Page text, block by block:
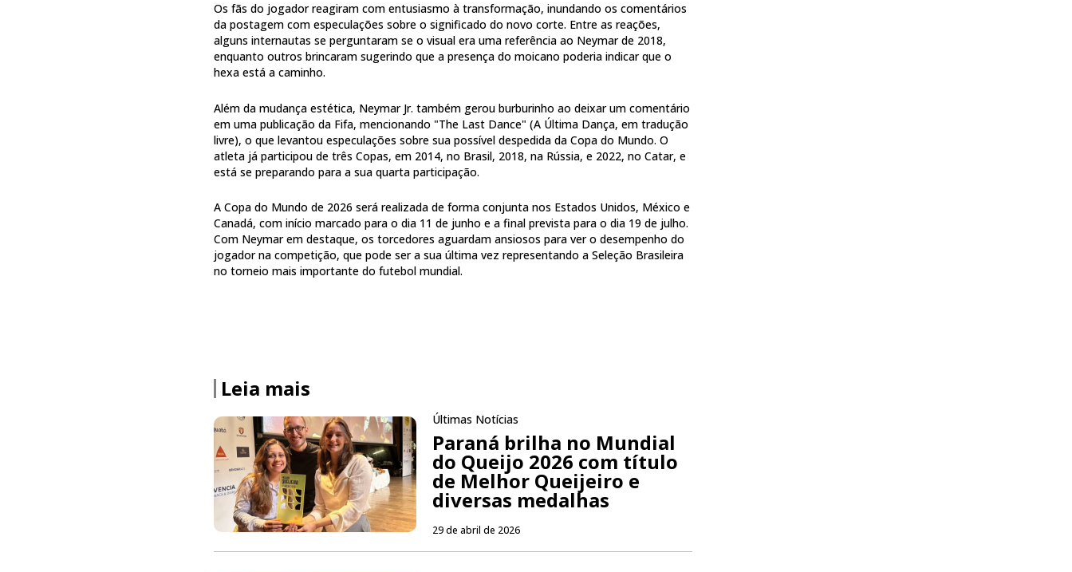
Os fãs do jogador reagiram com entusiasmo à transformação, inundando os comentários
da postagem com especulações sobre o significado do novo corte. Entre as reações,
alguns internautas se perguntaram se o visual era uma referência ao Neymar de 2018,
enquanto outros brincaram sugerindo que a presença do moicano poderia indicar que o
hexa está a caminho.
Além da mudança estética, Neymar Jr. também gerou burburinho ao deixar um comentário
em uma publicação da Fifa, mencionando "The Last Dance" (A Última Dança, em tradução
livre), o que levantou especulações sobre sua possível despedida da Copa do Mundo. O
atleta já participou de três Copas, em 2014, no Brasil, 2018, na Rússia, e 2022, no Catar, e
está se preparando para a sua quarta participação.
A Copa do Mundo de 2026 será realizada de forma conjunta nos Estados Unidos, México e
Canadá, com início marcado para o dia 11 de junho e a final prevista para o dia 19 de julho.
Com Neymar em destaque, os torcedores aguardam ansiosos para ver o desempenho do
jogador na competição, que pode ser a sua última vez representando a Seleção Brasileira
no torneio mais importante do futebol mundial.
Leia mais
Últimas Notícias
Paraná brilha no Mundial
do Queijo 2026 com título
de Melhor Queijeiro e
diversas medalhas
29 de abril de 2026